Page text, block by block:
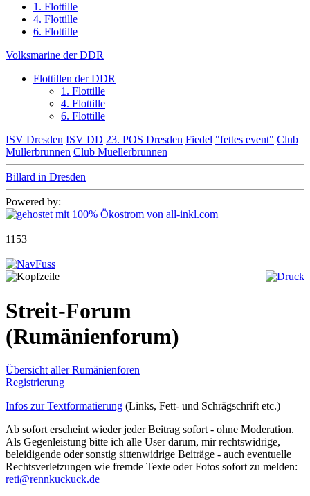
1. Flottille
4. Flottille
6. Flottille
Volksmarine der DDR
Flottillen der DDR
1. Flottille
4. Flottille
6. Flottille
ISV Dresden ISV DD 23. POS Dresden Fiedel "fettes event" Club
Müllerbrunnen Club Muellerbrunnen
Billard in Dresden
Powered by:
1153
Streit-Forum
(Rumänienforum)
Übersicht aller Rumänienforen
Registrierung
Infos zur Textformatierung (Links, Fett- und Schrägschrift etc.)
Ab sofort erscheint wieder jeder Beitrag sofort - ohne Moderation.
Als Gegenleistung bitte ich alle User darum, mir rechtswidrige,
beleidigende oder sonstig sittenwidrige Beiträge - auch eventuelle
Rechtsverletzungen wie fremde Texte oder Fotos sofort zu melden:
reti@rennkuckuck.de